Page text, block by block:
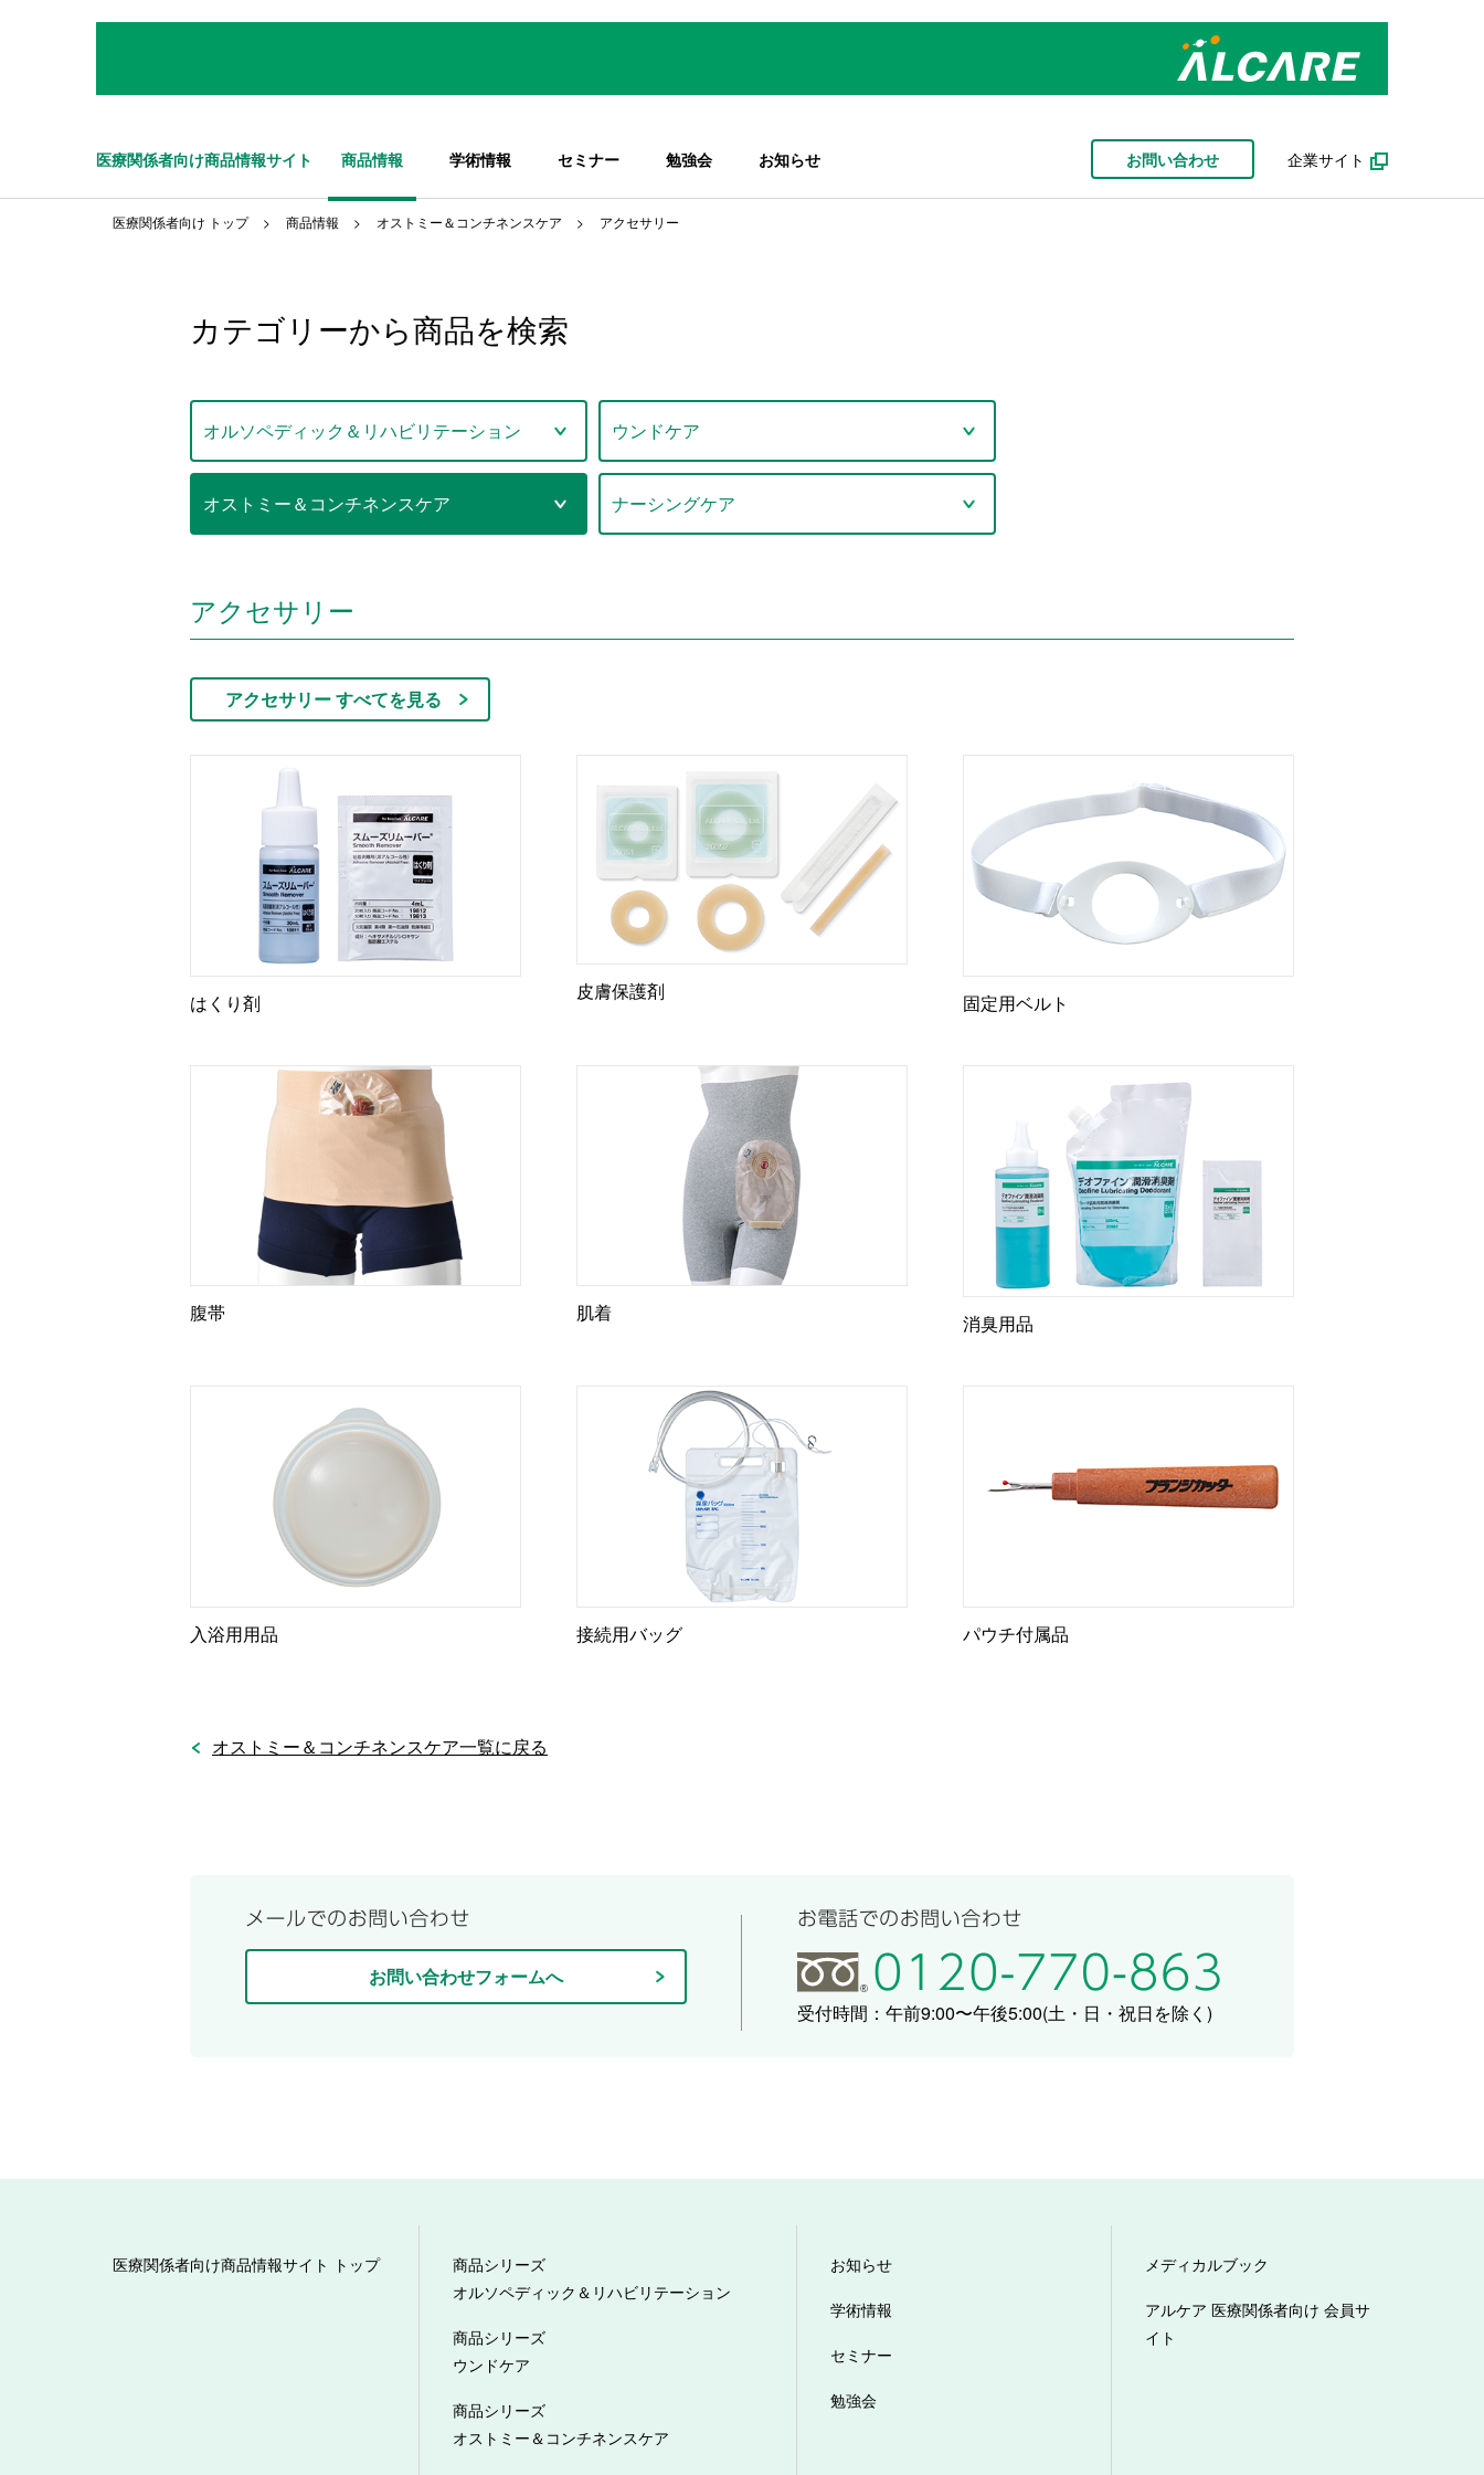
医療関係者向け商品情報サイト 商品情報 学術情報 セミナー 勉強会 お知らせ お問い合わせ 企業サイト
医療関係者向け トップ 商品情報 オストミー＆コンチネンスケア アクセサリー
カテゴリーから商品を検索
オルソペディック＆リハビリテーション ウンドケア
オストミー＆コンチネンスケア ナーシングケア
アクセサリー
アクセサリー すべてを見る
はくり剤 皮膚保護剤 固定用ベルト
腹帯 肌着 消臭用品
入浴用用品 接続用バッグ パウチ付属品
オストミー＆コンチネンスケア一覧に戻る
お問い合わせフォームへ
受付時間：午前9:00〜午後5:00(土・日・祝日を除く)
医療関係者向け商品情報サイト トップ
商品シリーズ
オルソペディック＆リハビリテーション
商品シリーズ
ウンドケア
商品シリーズ
オストミー＆コンチネンスケア
お知らせ
学術情報
セミナー
勉強会
メディカルブック
アルケア 医療関係者向け 会員サ
イト